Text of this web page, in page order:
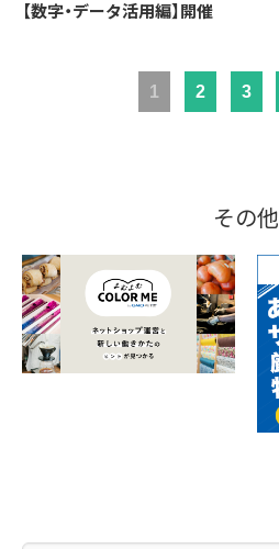
【数字・データ活用編】開催
1 2 3
その他